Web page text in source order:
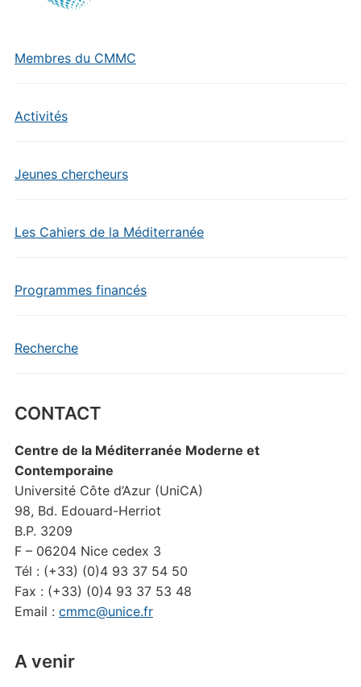
Membres du CMMC
Activités
Jeunes chercheurs
Les Cahiers de la Méditerranée
Programmes financés
Recherche
CONTACT
Centre de la Méditerranée Moderne et
Contemporaine
Université Côte d’Azur (UniCA)
98, Bd. Edouard-Herriot
B.P. 3209
F – 06204 Nice cedex 3
Tél : (+33) (0)4 93 37 54 50
Fax : (+33) (0)4 93 37 53 48
Email : cmmc@unice.fr
A venir